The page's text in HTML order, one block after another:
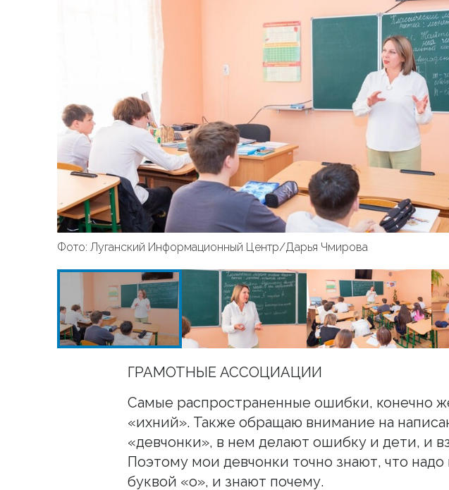
Фото: Луганский Информационный Центр/Дарья Чмирова
ГРАМОТНЫЕ АССОЦИАЦИИ
Самые распространенные ошибки, конечно
«ихний». Также обращаю внимание на
«девчонки», в нем делают ошибку и дети, и
Поэтому мои девчонки точно знают, что надо
буквой «о», и знают почему.